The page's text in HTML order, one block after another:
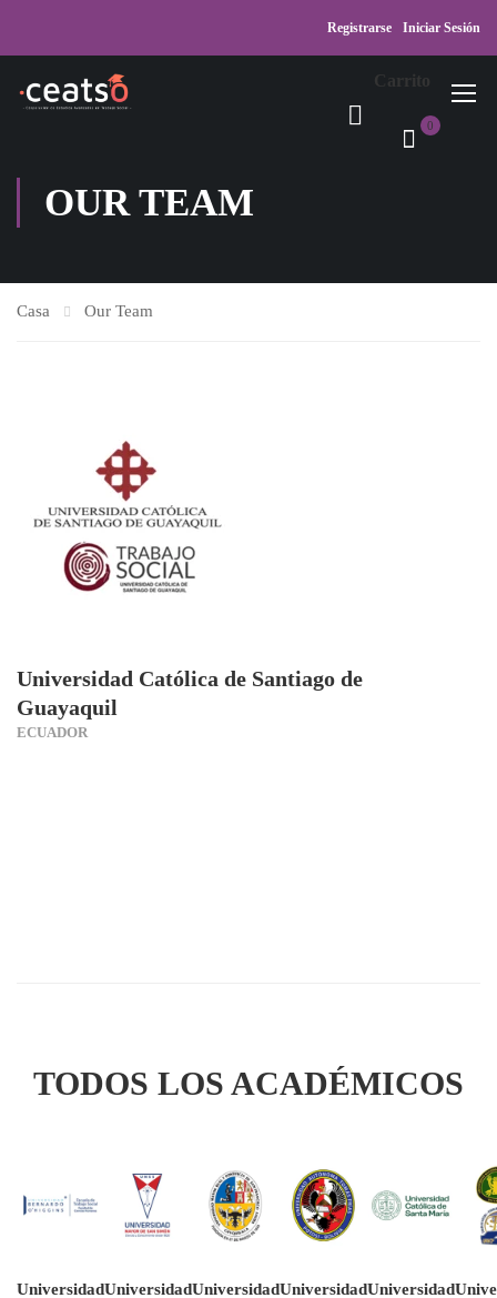
Registrarse Iniciar Sesión
Carrito
0
OUR TEAM
Casa Our Team
Universidad Católica de Santiago de
Guayaquil
ECUADOR
TODOS LOS ACADÉMICOS
UniversidadUniversidadUniversidadUniversidadUniversidad